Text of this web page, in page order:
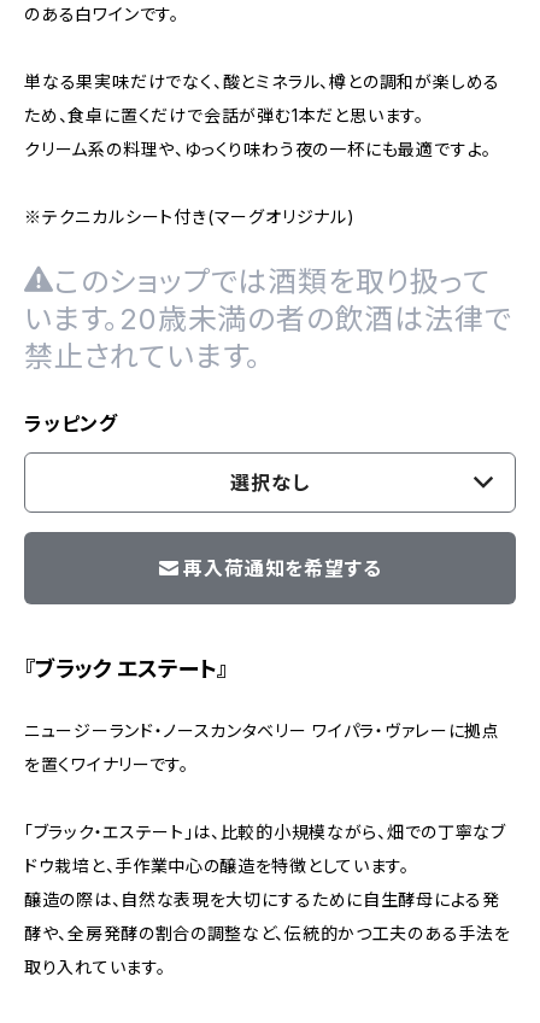
のある白ワインです。
単なる果実味だけでなく、酸とミネラル、樽との調和が楽しめる
ため、食卓に置くだけで会話が弾む1本だと思います。
クリーム系の料理や、ゆっくり味わう夜の一杯にも最適ですよ。
※テクニカルシート付き(マーグオリジナル)
このショップでは酒類を取り扱って
います。20歳未満の者の飲酒は法律で
禁止されています。
ラッピング
選択なし
再入荷通知を希望する
『ブラック エステート』
ニュージーランド・ノースカンタベリー ワイパラ・ヴァレーに拠点
を置くワイナリーです。
「ブラック・エステート」は、比較的小規模ながら、畑での丁寧なブ
ドウ栽培と、手作業中心の醸造を特徴としています。
醸造の際は、自然な表現を大切にするために自生酵母による発
酵や、全房発酵の割合の調整など、伝統的かつ工夫のある手法を
取り入れています。